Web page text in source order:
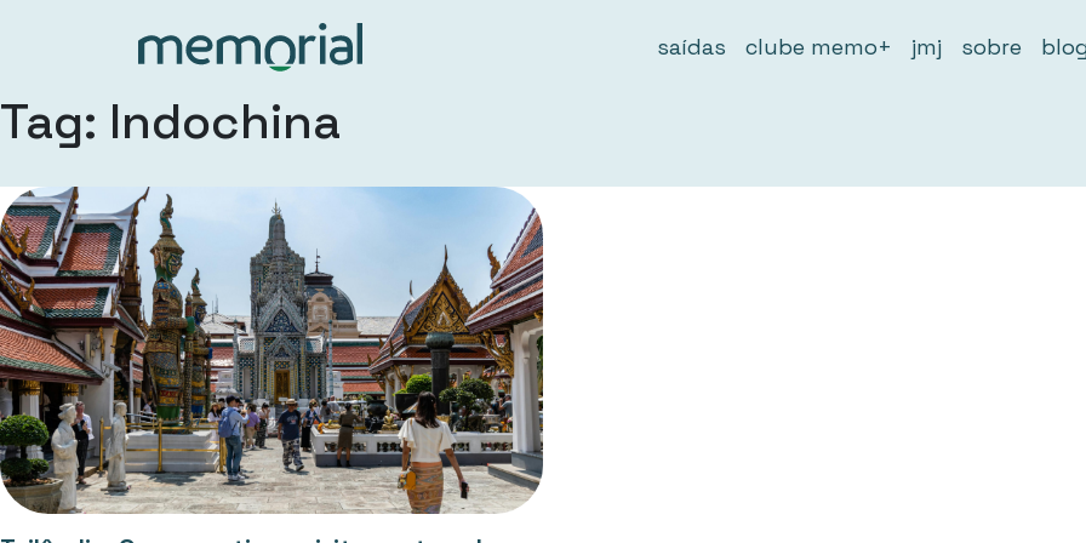
saídas clube memo+ jmj sobre blog
Tag: Indochina